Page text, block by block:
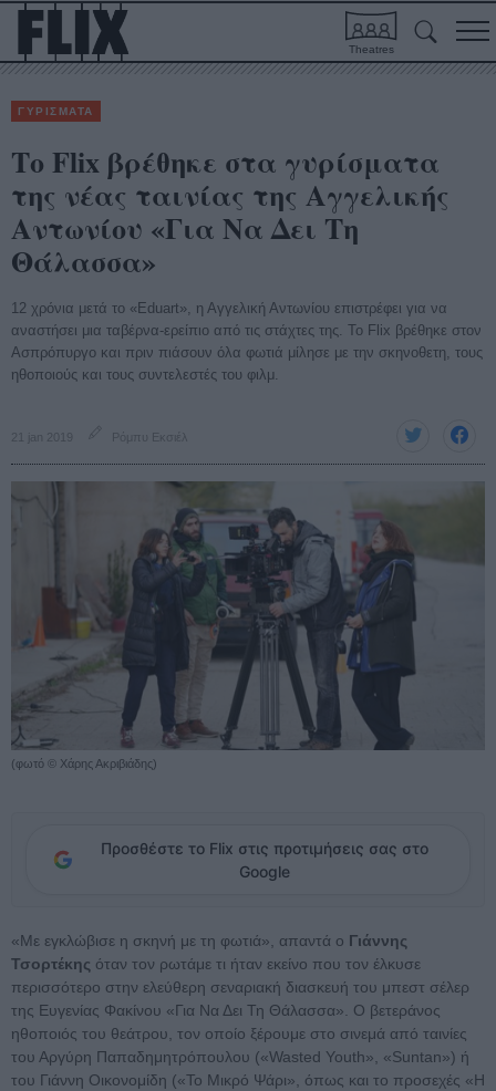
Theatres
ΓΥΡΙΣΜΑΤΑ
Το Flix βρέθηκε στα γυρίσματα
της νέας ταινίας της Αγγελικής
Αντωνίου «Για Να Δει Τη
Θάλασσα»
12 χρόνια μετά το «Eduart», η Αγγελική Αντωνίου επιστρέφει για να
αναστήσει μια ταβέρνα-ερείπιο από τις στάχτες της. Το Flix βρέθηκε στον
Ασπρόπυργο και πριν πιάσουν όλα φωτιά μίλησε με την σκηνοθετη, τους
ηθοποιούς και τους συντελεστές του φιλμ.
21 jan 2019 Ρόμπυ Εκσιέλ
(φωτό © Χάρης Ακριβιάδης)
Προσθέστε το Flix στις προτιμήσεις σας στο
Google
«Με εγκλώβισε η σκηνή με τη φωτιά», απαντά ο Γιάννης
Τσορτέκης όταν τον ρωτάμε τι ήταν εκείνο που τον έλκυσε
περισσότερο στην ελεύθερη σεναριακή διασκευή του μπεστ σέλερ
της Ευγενίας Φακίνου «Για Να Δει Τη Θάλασσα». Ο βετεράνος
ηθοποιός του θεάτρου, τον οποίο ξέρουμε στο σινεμά από ταινίες
του Αργύρη Παπαδημητρόπουλου («Wasted Youth», «Suntan») ή
του Γιάννη Οικονομίδη («Το Μικρό Ψάρι», όπως και το προσεχές «Η